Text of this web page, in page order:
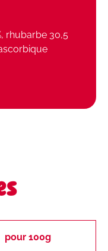
rhubarbe 30,5
pour 100g